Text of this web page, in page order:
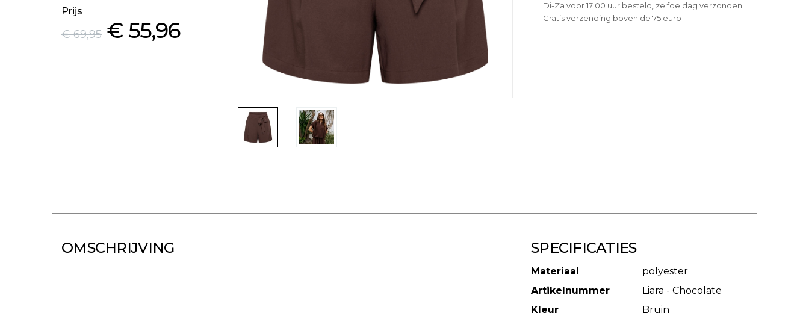
Prijs
€ 69,95 € 55,96
Di-Za voor 17:00 uur besteld, zelfde dag verzonden.
Gratis verzending boven de 75 euro
OMSCHRIJVING SPECIFICATIES
Materiaal
polyester
Artikelnummer
Liara - Chocolate
Kleur
Bruin